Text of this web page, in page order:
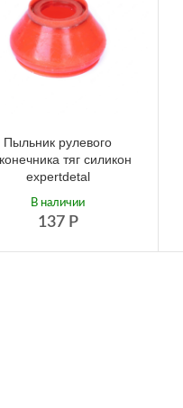
Пыльник рулевого
тяг силикон
expertdetal
137 Р
В наличии